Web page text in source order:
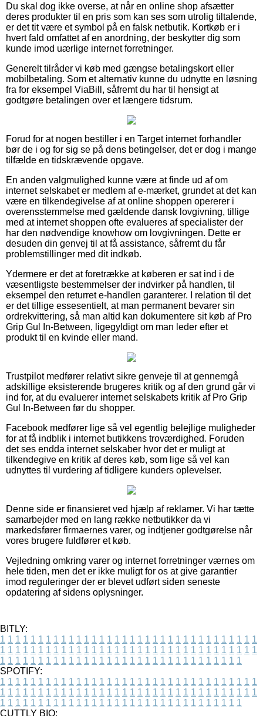
Du skal dog ikke overse, at når en online shop afsætter
deres produkter til en pris som kan ses som utrolig tiltalende,
er det tit være et symbol på en falsk netbutik. Kortkøb er i
hvert fald omfattet af en anordning, der beskytter dig som
kunde imod uærlige internet forretninger.
Generelt tilråder vi køb med gængse betalingskort eller
mobilbetaling. Som et alternativ kunne du udnytte en løsning
fra for eksempel ViaBill, såfremt du har til hensigt at
godtgøre betalingen over et længere tidsrum.
Forud for at nogen bestiller i en Target internet forhandler
bør de i og for sig se på dens betingelser, det er dog i mange
tilfælde en tidskrævende opgave.
En anden valgmulighed kunne være at finde ud af om
internet selskabet er medlem af e-mærket, grundet at det kan
være en tilkendegivelse af at online shoppen opererer i
overensstemmelse med gældende dansk lovgivning, tillige
med at internet shoppen ofte evalueres af specialister der
har den nødvendige knowhow om lovgivningen. Dette er
desuden din genvej til at få assistance, såfremt du får
problemstillinger med dit indkøb.
Ydermere er det at foretrække at køberen er sat ind i de
væsentligste bestemmelser der indvirker på handlen, til
eksempel den returret e-handlen garanterer. I relation til det
er det tillige essesentielt, at man permanent bevarer sin
ordrekvittering, så man altid kan dokumentere sit køb af Pro
Grip Gul In-Between, ligegyldigt om man leder efter et
produkt til en kvinde eller mand.
Trustpilot medfører relativt sikre genveje til at gennemgå
adskillige eksisterende brugeres kritik og af den grund går vi
ind for, at du evaluerer internet selskabets kritik af Pro Grip
Gul In-Between før du shopper.
Facebook medfører lige så vel egentlig belejlige muligheder
for at få indblik i internet butikkens troværdighed. Foruden
det ses endda internet selskaber hvor det er muligt at
tilkendegive en kritik af deres køb, som lige så vel kan
udnyttes til vurdering af tidligere kunders oplevelser.
Denne side er finansieret ved hjælp af reklamer. Vi har tætte
samarbejder med en lang række netbutikker da vi
markedsfører firmaernes varer, og indtjener godtgørelse når
vores brugere fuldfører et køb.
Vejledning omkring varer og internet forretninger værnes om
hele tiden, men det er ikke muligt for os at give garantier
imod reguleringer der er blevet udført siden seneste
opdatering af sidens oplysninger.
BITLY:
1 1 1 1 1 1 1 1 1 1 1 1 1 1 1 1 1 1 1 1 1 1 1 1 1 1 1 1 1 1 1 1 1 1
1 1 1 1 1 1 1 1 1 1 1 1 1 1 1 1 1 1 1 1 1 1 1 1 1 1 1 1 1 1 1 1 1 1
1 1 1 1 1 1 1 1 1 1 1 1 1 1 1 1 1 1 1 1 1 1 1 1 1 1 1 1 1 1 1 1
SPOTIFY:
1 1 1 1 1 1 1 1 1 1 1 1 1 1 1 1 1 1 1 1 1 1 1 1 1 1 1 1 1 1 1 1 1 1
1 1 1 1 1 1 1 1 1 1 1 1 1 1 1 1 1 1 1 1 1 1 1 1 1 1 1 1 1 1 1 1 1 1
1 1 1 1 1 1 1 1 1 1 1 1 1 1 1 1 1 1 1 1 1 1 1 1 1 1 1 1 1 1 1 1
CUTTLY BIO: